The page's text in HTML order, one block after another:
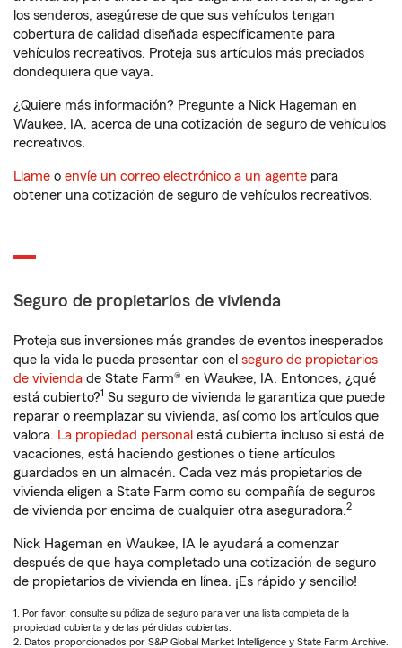
los senderos, asegúrese de que sus vehículos tengan
cobertura de calidad diseñada específicamente para
vehículos recreativos. Proteja sus artículos más preciados
dondequiera que vaya.
¿Quiere más información? Pregunte a Nick Hageman en
Waukee, IA, acerca de una cotización de seguro de vehículos
recreativos.
Llame o envíe un correo electrónico a un agente para
obtener una cotización de seguro de vehículos recreativos.
Seguro de propietarios de vivienda
Proteja sus inversiones más grandes de eventos inesperados
que la vida le pueda presentar con el seguro de propietarios
de vivienda de State Farm® en Waukee, IA. Entonces, ¿qué
está cubierto?1 Su seguro de vivienda le garantiza que puede
reparar o reemplazar su vivienda, así como los artículos que
valora. La propiedad personal está cubierta incluso si está de
vacaciones, está haciendo gestiones o tiene artículos
guardados en un almacén. Cada vez más propietarios de
vivienda eligen a State Farm como su compañía de seguros
de vivienda por encima de cualquier otra aseguradora.2
Nick Hageman en Waukee, IA le ayudará a comenzar
después de que haya completado una cotización de seguro
de propietarios de vivienda en línea. ¡Es rápido y sencillo!
1. Por favor, consulte su póliza de seguro para ver una lista completa de la
propiedad cubierta y de las pérdidas cubiertas.
2. Datos proporcionados por S&P Global Market Intelligence y State Farm Archive.